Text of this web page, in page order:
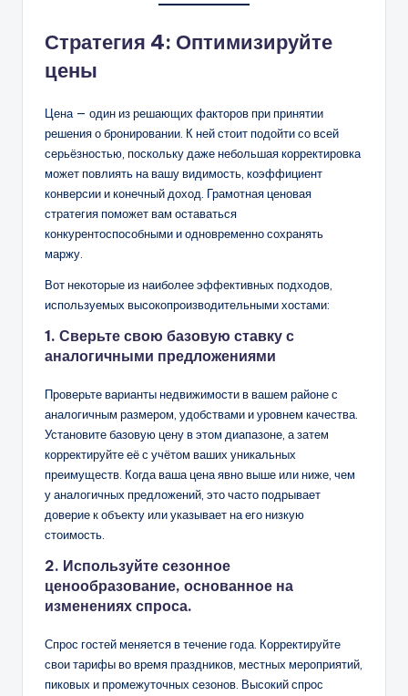
Стратегия 4: Оптимизируйте
цены
Цена — один из решающих факторов при принятии
решения о бронировании. К ней стоит подойти со всей
серьёзностью, поскольку даже небольшая корректировка
может повлиять на вашу видимость, коэффициент
конверсии и конечный доход. Грамотная ценовая
стратегия поможет вам оставаться
конкурентоспособными и одновременно сохранять
маржу.
Вот некоторые из наиболее эффективных подходов,
используемых высокопроизводительными хостами:
1. Сверьте свою базовую ставку с
аналогичными предложениями
Проверьте варианты недвижимости в вашем районе с
аналогичным размером, удобствами и уровнем качества.
Установите базовую цену в этом диапазоне, а затем
корректируйте её с учётом ваших уникальных
преимуществ. Когда ваша цена явно выше или ниже, чем
у аналогичных предложений, это часто подрывает
доверие к объекту или указывает на его низкую
стоимость.
2. Используйте сезонное
ценообразование, основанное на
изменениях спроса.
Спрос гостей меняется в течение года. Корректируйте
свои тарифы во время праздников, местных мероприятий,
пиковых и промежуточных сезонов. Высокий спрос